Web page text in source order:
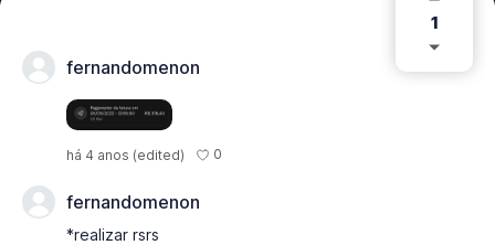
1
fernandomenon
há 4 anos (edited) 0
fernandomenon
*realizar rsrs